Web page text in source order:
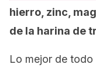
hierro, zinc,
de la harina de
Lo mejor de todo